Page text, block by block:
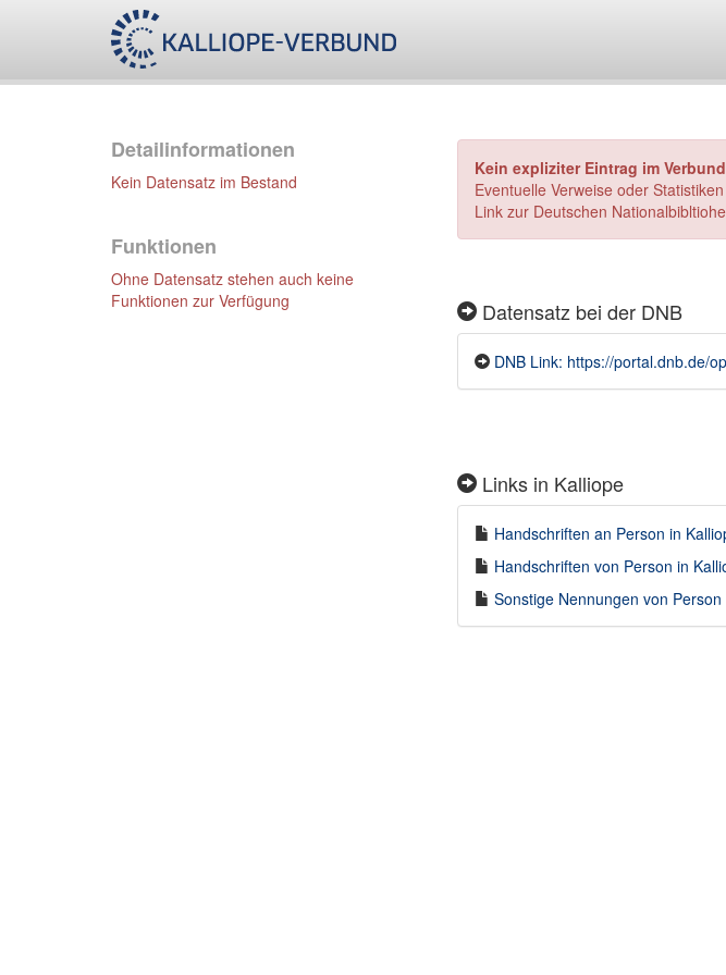
Detailinformationen
Kein Datensatz im Bestand
Funktionen
Ohne Datensatz stehen auch keine
Funktionen zur Verfügung
Kein expliziter Eintrag im
Eventuelle Verweise oder
Link zur Deutschen
Datensatz bei der DNB
DNB Link: https://portal.dnb.de/
Links in Kalliope
Handschriften an Person in
Handschriften von Person in
Sonstige Nennungen von